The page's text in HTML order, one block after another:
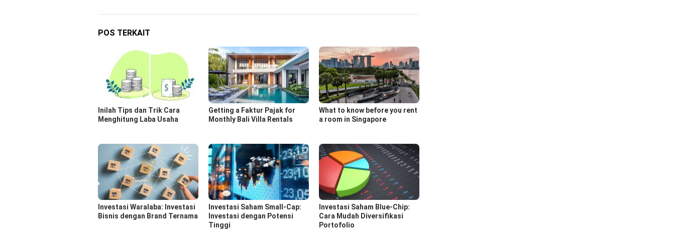
POS TERKAIT
Inilah Tips dan Trik Cara
Menghitung Laba Usaha
Getting a Faktur Pajak for
Monthly Bali Villa Rentals
What to know before you rent
a room in Singapore
Investasi Waralaba: Investasi
Bisnis dengan Brand Ternama
Investasi Saham Small-Cap:
Investasi dengan Potensi
Tinggi
Investasi Saham Blue-Chip:
Cara Mudah Diversifikasi
Portofolio